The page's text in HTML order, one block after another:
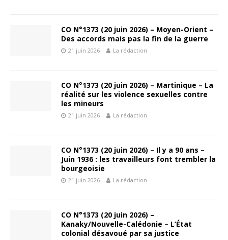
CO N°1373 (20 juin 2026) – Moyen-Orient –
Des accords mais pas la fin de la guerre
21 juin 2026 La rédaction
CO N°1373 (20 juin 2026) – Martinique – La
réalité sur les violence sexuelles contre
les mineurs
21 juin 2026 La rédaction
CO N°1373 (20 juin 2026) – Il y a 90 ans –
Juin 1936 : les travailleurs font trembler la
bourgeoisie
21 juin 2026 La rédaction
CO N°1373 (20 juin 2026) –
Kanaky/Nouvelle-Calédonie – L’État
colonial désavoué par sa justice